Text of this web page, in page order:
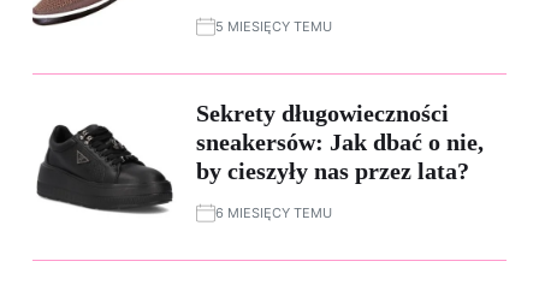
5 MIESIĘCY TEMU
Sekrety długowieczności
sneakersów: Jak dbać o nie,
by cieszyły nas przez lata?
6 MIESIĘCY TEMU